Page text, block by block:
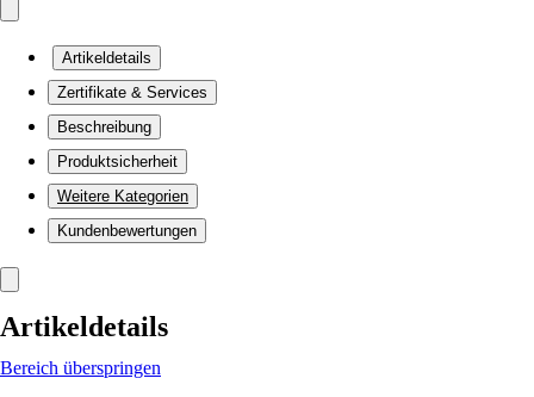
Artikeldetails
Zertifikate & Services
Beschreibung
Produktsicherheit
Weitere Kategorien
Kundenbewertungen
Artikeldetails
Bereich überspringen